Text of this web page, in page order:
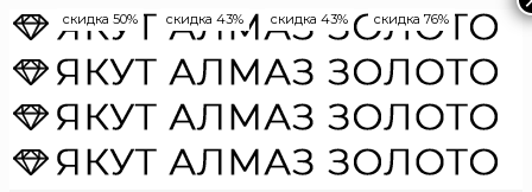
скидка 50% скидка 43% скидка 43% скидка 76%